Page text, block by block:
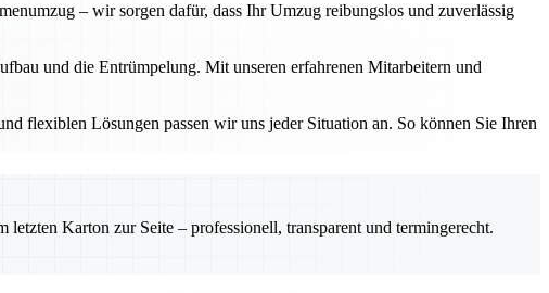
– wir sorgen dafür, dass Ihr Umzug reibungslos und zuverlässig
und die Entrümpelung. Mit unseren erfahrenen Mitarbeitern und
flexiblen Lösungen passen wir uns jeder Situation an. So können Sie Ihren
letzten Karton zur Seite – professionell, transparent und termingerecht.